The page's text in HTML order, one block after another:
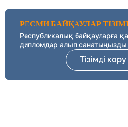
РЕСМИ БАЙҚАУЛАР ТІЗІМІ
Республикалық байқауларға
дипломдар алып санатыңызды
Тізімді көру